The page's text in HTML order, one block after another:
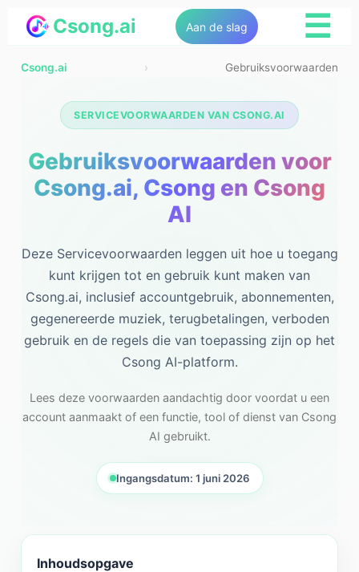
Csong.ai Aan de slag ☰
Csong.ai › Gebruiksvoorwaarden
SERVICEVOORWAARDEN VAN CSONG.AI
Gebruiksvoorwaarden voor
Csong.ai, Csong en Csong
AI
Deze Servicevoorwaarden leggen uit hoe u toegang
kunt krijgen tot en gebruik kunt maken van
Csong.ai, inclusief accountgebruik, abonnementen,
gegenereerde muziek, terugbetalingen, verboden
gebruik en de regels die van toepassing zijn op het
Csong AI-platform.
Lees deze voorwaarden aandachtig door voordat u een
account aanmaakt of een functie, tool of dienst van Csong
AI gebruikt.
Ingangsdatum: 1 juni 2026
Inhoudsopgave